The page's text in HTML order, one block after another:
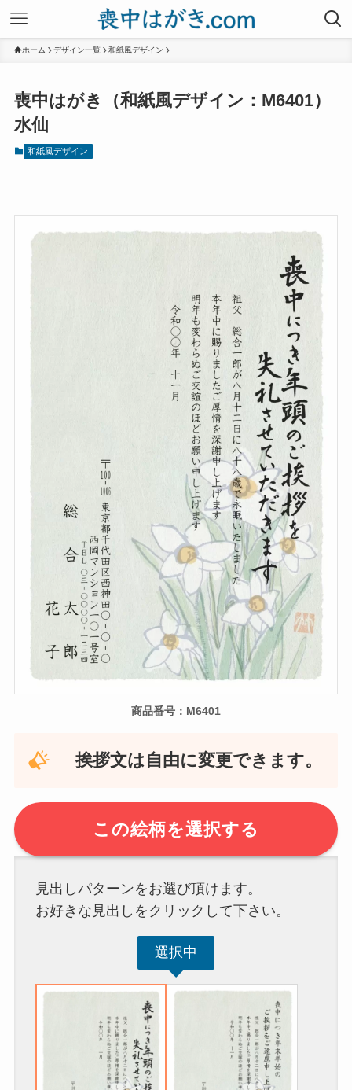
ホーム デザイン一覧 和紙風デザイン
喪中はがき（和紙風デザイン：M6401）
水仙
和紙風デザイン
商品番号：M6401
挨拶文は自由に変更できます。
この絵柄を選択する
見出しパターンをお選び頂けます。
お好きな見出しをクリックして下さい。
選択中